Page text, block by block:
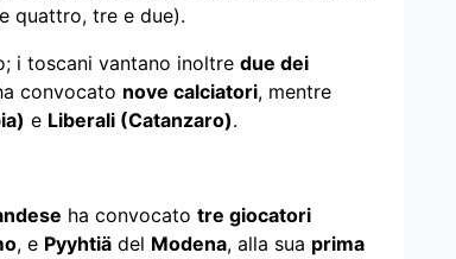
quattro, tre e due).
i toscani vantano inoltre due dei
convocato nove calciatori, mentre
e Liberali (Catanzaro).
ha convocato tre giocatori
, e Pyyhtiä del Modena, alla sua prima